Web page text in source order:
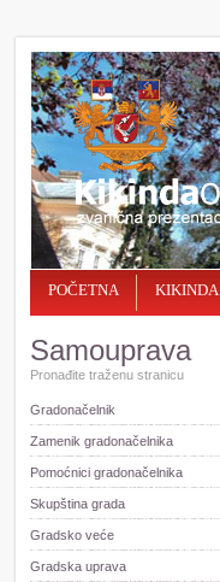
POČETNA KIKINDA
Samouprava
Pronađite traženu stranicu
Gradonačelnik
Zamenik gradonačelnika
Pomoćnici gradonačelnika
Skupština grada
Gradsko veće
Gradska uprava